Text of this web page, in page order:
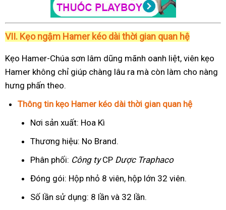
VII. Kẹo ngậm Hamer kéo dài thời gian quan hệ
Kẹo Hamer-Chúa sơn lâm dũng mãnh oanh liệt, viên kẹo
Hamer không chỉ giúp chàng lâu ra mà còn làm cho nàng
hưng phấn theo.
Thông tin kẹo Hamer kéo dài thời gian quan hệ
Nơi sản xuất: Hoa Kì
Thương hiệu: No Brand.
Phân phối: Công tyCP Dược Traphaco
Đóng gói: Hộp nhỏ 8 viên, hộp lớn 32 viên.
Số lần sử dụng: 8 lần và 32 lần.